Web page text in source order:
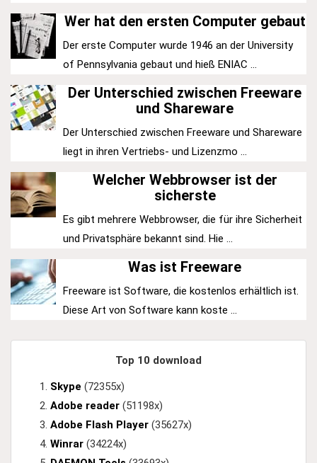
Wer hat den ersten Computer gebaut
Der erste Computer wurde 1946 an der University
of Pennsylvania gebaut und hieß ENIAC ...
Der Unterschied zwischen Freeware
und Shareware
Der Unterschied zwischen Freeware und Shareware
liegt in ihren Vertriebs- und Lizenzmo ...
Welcher Webbrowser ist der
sicherste
Es gibt mehrere Webbrowser, die für ihre Sicherheit
und Privatsphäre bekannt sind. Hie ...
Was ist Freeware
Freeware ist Software, die kostenlos erhältlich ist.
Diese Art von Software kann koste ...
Top 10 download
Skype (72355x)
Adobe reader (51198x)
Adobe Flash Player (35627x)
Winrar (34224x)